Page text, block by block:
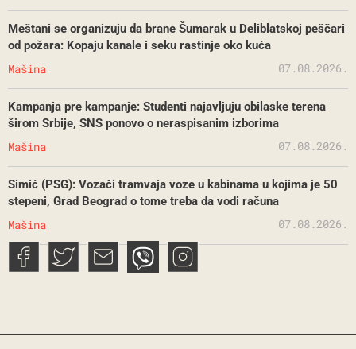
Meštani se organizuju da brane Šumarak u Deliblatskoj peščari
od požara: Kopaju kanale i seku rastinje oko kuća
Mašina 07.08.2026.
Kampanja pre kampanje: Studenti najavljuju obilaske terena
širom Srbije, SNS ponovo o neraspisanim izborima
Mašina 07.08.2026.
Simić (PSG): Vozači tramvaja voze u kabinama u kojima je 50
stepeni, Grad Beograd o tome treba da vodi računa
Mašina 07.08.2026.